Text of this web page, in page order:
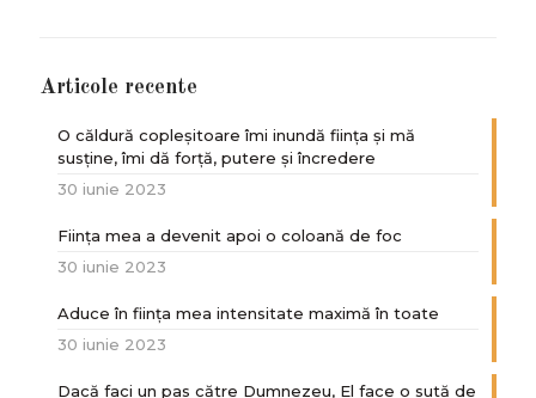
Articole recente
O căldură copleșitoare îmi inundă ființa și mă
susține, îmi dă forță, putere și încredere
30 iunie 2023
Ființa mea a devenit apoi o coloană de foc
30 iunie 2023
Aduce în ființa mea intensitate maximă în toate
30 iunie 2023
Dacă faci un pas către Dumnezeu, El face o sută de